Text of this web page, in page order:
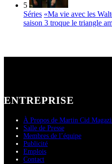
5
Séries «Ma vie avec les
saison 3 troque le triangle
ENTREPRISE
À Propos de Martin Cid
Salle de Presse
Membres de l’équipe
Publicité
Emplois
Contact